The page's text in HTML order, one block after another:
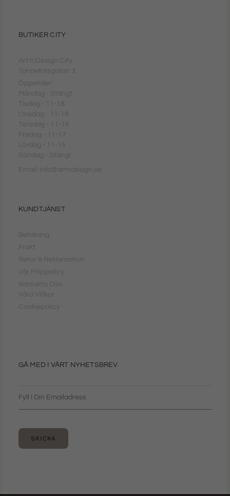
BUTIKER CITY
Art'n'Design City
Tanneforsgatan 3
Öppetider:
Måndag - Stängt
Tisdag - 11-18
Onsdag - 11-18
Torsdag - 11-18
Fredag - 11-17
Lördag - 11-15
Söndag - Stängt
Email: info@artndesign.se
KUNDTJÄNST
Betalning
Frakt
Retur & Reklamation
Vår Miljöpolicy
Kontakta Oss
Våra Villkor
Cookiepolicy
GÅ MED I VÅRT NYHETSBREV
SKICKA